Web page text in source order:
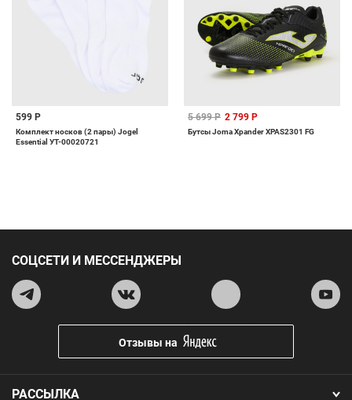
599 Р
Комплект носков (2 пары) Jogel
Essential УТ-00020721
5 699 Р 2 799 Р
Бутсы Joma Xpander XPAS2301 FG
РАССЫЛКА
СОЦСЕТИ И МЕССЕНДЖЕРЫ
Отзывы на